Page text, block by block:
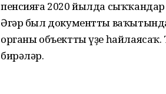
пенсияға 2020 йылда
Әгәр был документты
орга­ны объектты үҙе
бирәләр.